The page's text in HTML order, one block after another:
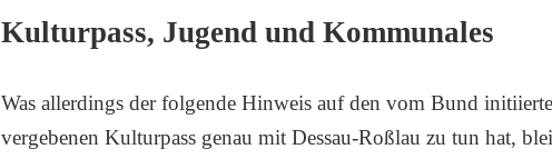
Kulturpass, Jugend und Kommunales
Was allerdings der folgende Hinweis auf den vom Bund
vergebenen Kulturpass genau mit Dessau-Roßlau zu tun hat,